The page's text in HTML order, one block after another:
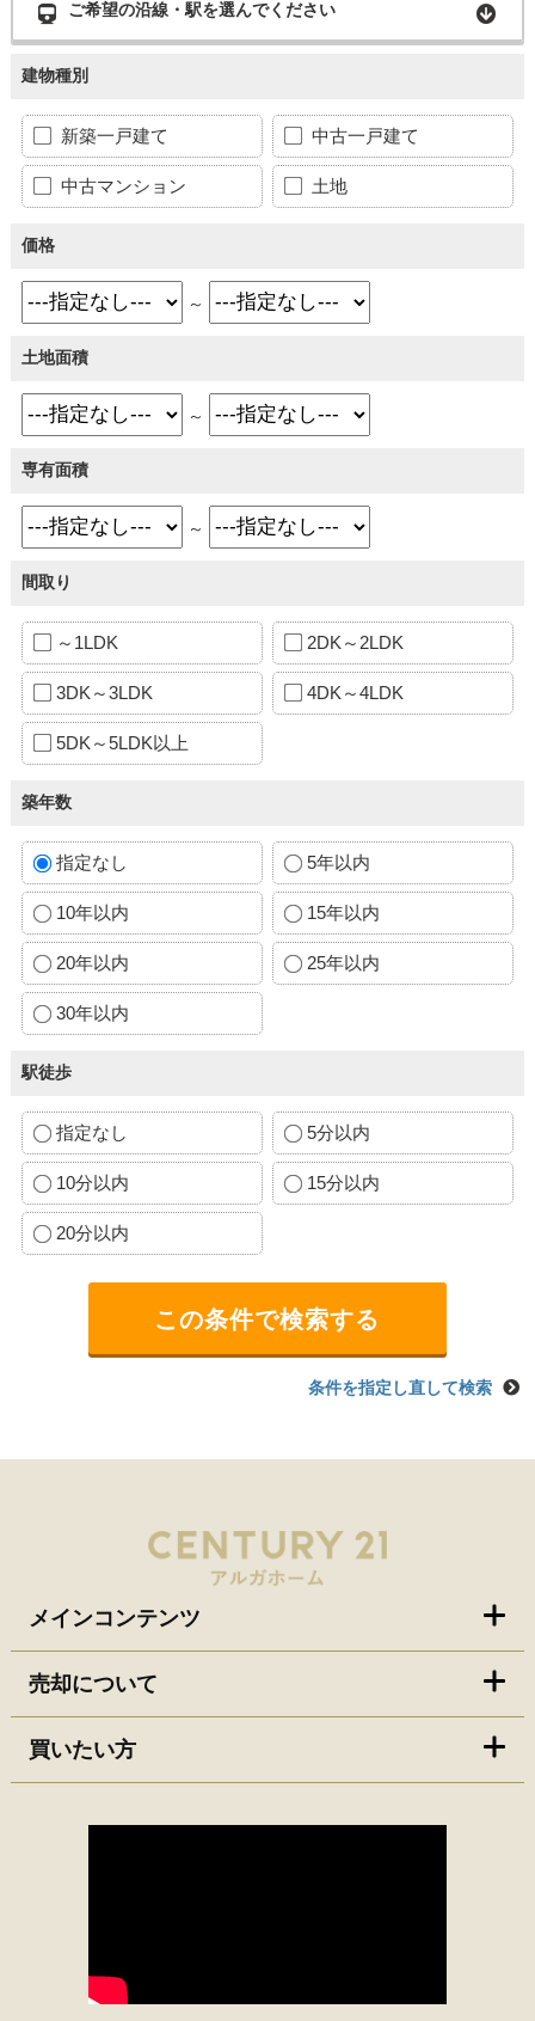
ご希望の沿線・駅を選んでください
建物種別
新築一戸建て 中古一戸建て
中古マンション 土地
価格
～
土地面積
～
専有面積
～
間取り
～1LDK 2DK～2LDK
3DK～3LDK 4DK～4LDK
5DK～5LDK以上
築年数
指定なし 5年以内
10年以内 15年以内
20年以内 25年以内
30年以内
駅徒歩
指定なし 5分以内
10分以内 15分以内
20分以内
条件を指定し直して検索
メインコンテンツ
売却について
買いたい方